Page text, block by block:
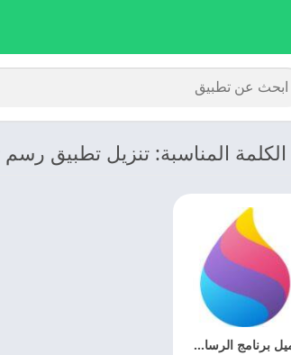
المناسبة: تنزيل تطبيق رسم
تحميل برنامج الرسام ثلاثي الابعاد 2025 Paint 3D اخر اصدار مجانا